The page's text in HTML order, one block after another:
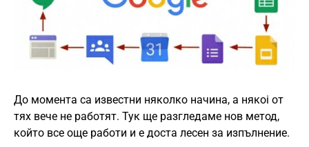
До момента са известни няколко начина, а някоi от
тях вече не работят. Тук ще разгледаме нов метод,
който все още работи и е доста лесен за изпълнение.